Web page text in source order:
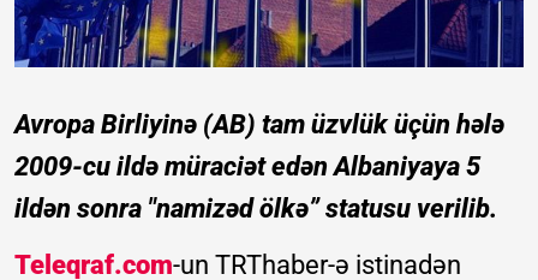
Avropa Birliyinə (AB) tam üzvlük üçün hələ
2009-cu ildə müraciət edən Albaniyaya 5
ildən sonra "namizəd ölkə” statusu verilib.
Teleqraf.com-un TRThaber-ə istinadən